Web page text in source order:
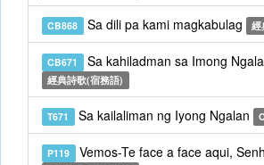
CB868 Sa dili pa kami magkabulag 經
CB671 Sa kahiladman sa Imong
經典詩歌(宿務語)
T671 Sa kailaliman ng Iyong Ngalan
P119 Vemos-Te face a face aqui,